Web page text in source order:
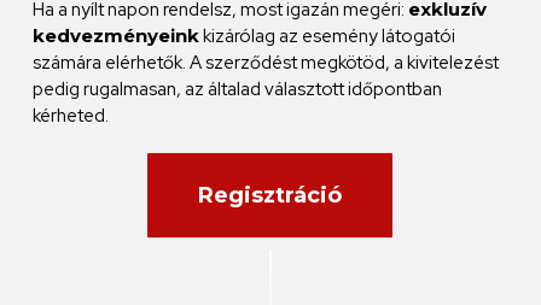
Ha a nyílt napon rendelsz, most igazán megéri: exkluzív
kedvezményeinkkizárólag az esemény látogatói
számára elérhetők. A szerződést megkötöd, a kivitelezést
pedig rugalmasan, az általad választott időpontban
kérheted.
Regisztráció